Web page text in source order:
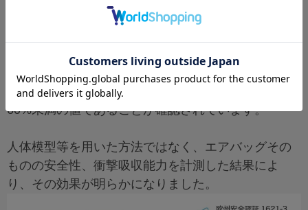
【欧州安全認証1621-3との比較】
安全認証機関による衝撃試験の結果、欧州安全認証
EN1621-3で定められた制限値（4.5kN）に比べ、
60%未満の値であることが確認されています。
人体模型等を用いた方法ではなく、エアバッグその
ものの安全性、衝撃吸収能力を計測した結果によ
り、その効果が明らかになりました。